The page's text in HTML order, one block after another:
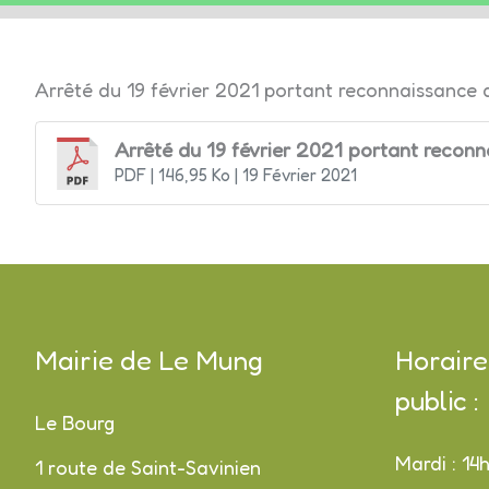
Arrêté du 19 février 2021 portant
Arrêté du 19 février 2021 portant
PDF| 146,95 Ko | 19 Février 2021
Mairie de Le Mung
Le Bourg
1 route de Saint-Savinien
public :
Mardi :